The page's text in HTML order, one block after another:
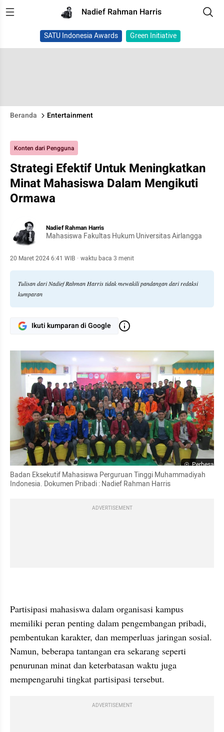
Nadief Rahman Harris
SATU Indonesia Awards Green Initiative
Beranda Entertainment
Konten dari Pengguna
Strategi Efektif Untuk Meningkatkan
Minat Mahasiswa Dalam Mengikuti
Ormawa
Nadief Rahman Harris
Mahasiswa Fakultas Hukum Universitas Airlangga
20 Maret 2024 6:41 WIB · waktu baca 3 menit
Tulisan dari Nadief Rahman Harris tidak mewakili pandangan dari redaksi
kumparan
Ikuti kumparan di Google
Perbesar
Badan Eksekutif Mahasiswa Perguruan Tinggi Muhammadiyah
Indonesia. Dokumen Pribadi : Nadief Rahman Harris
ADVERTISEMENT
Partisipasi mahasiswa dalam organisasi kampus
memiliki peran penting dalam pengembangan pribadi,
pembentukan karakter, dan memperluas jaringan sosial.
Namun, beberapa tantangan era sekarang seperti
penurunan minat dan keterbatasan waktu juga
mempengaruhi tingkat partisipasi tersebut.
ADVERTISEMENT